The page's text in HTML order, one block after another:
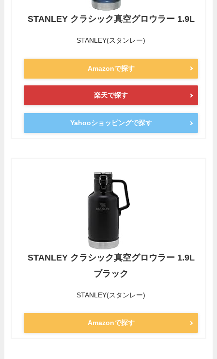
STANLEY クラシック真空グロウラー 1.9L
STANLEY(スタンレー)
Amazonで探す
楽天で探す
Yahooショッピングで探す
STANLEY クラシック真空グロウラー 1.9L
ブラック
STANLEY(スタンレー)
Amazonで探す